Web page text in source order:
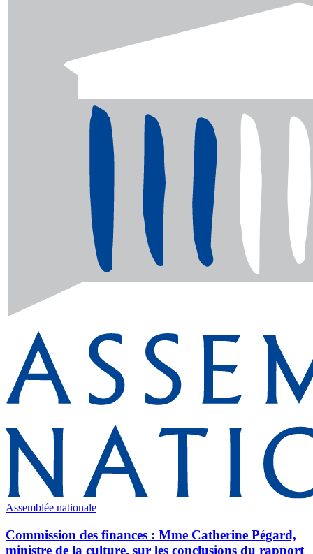
Assemblée nationale
Commission des finances : Mme Catherine Pégard,
ministre de la culture, sur les conclusions du rapport